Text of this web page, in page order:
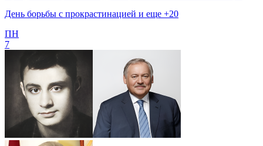
День борьбы с прокрастинацией и еще +20
ПН
7